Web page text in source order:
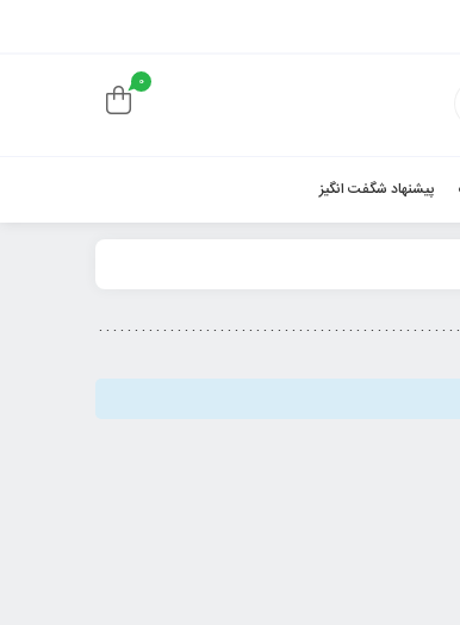
0
پیشنهاد شگفت انگیز